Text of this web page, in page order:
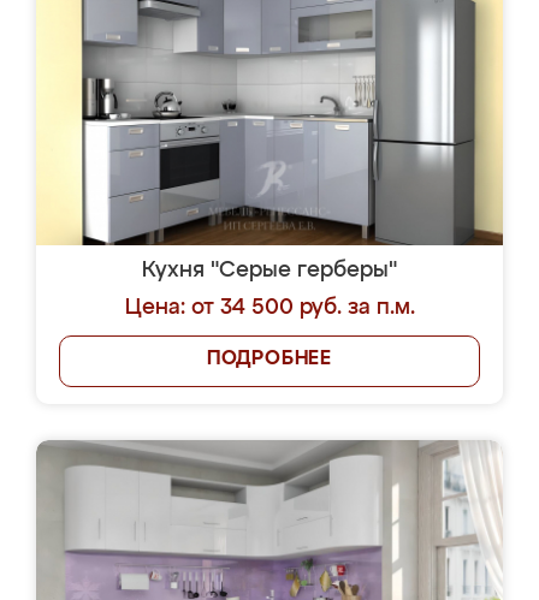
Кухня "Серые герберы"
Цена: от 34 500 руб. за п.м.
ПОДРОБНЕЕ